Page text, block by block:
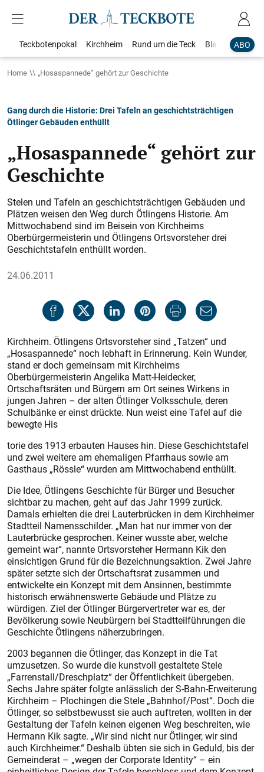
ABO
Teckbotenpokal Kirchheim Rund um die Teck Blaulicht
Home „Hosaspannede“ gehört zur Geschichte
Gang durch die Historie: Drei Tafeln an geschichtsträchtigen
Ötlinger Gebäuden enthüllt
„Hosaspannede“ gehört zur
Geschichte
Stelen und Tafeln an geschichtsträchtigen Gebäuden und
Plätzen weisen den Weg durch Ötlingens Historie. Am
Mittwochabend sind im Beisein von Kirchheims
Oberbürgermeisterin und Ötlingens Ortsvorsteher drei
Geschichtstafeln enthüllt worden.
24.06.2011
Kirchheim. Ötlingens Ortsvorsteher sind „Tatzen“ und
„Hosaspannede“ noch lebhaft in Erinnerung. Kein Wunder,
stand er doch gemeinsam mit Kirchheims
Oberbürgermeisterin Angelika Matt-Heidecker,
Ortschaftsräten und Bürgern am Ort seines Wirkens in
jungen Jahren – der alten Ötlinger Volksschule, deren
Schulbänke er einst drückte. Nun weist eine Tafel auf die
bewegte His­
torie des 1913 erbauten Hauses hin. Diese Geschichtstafel
und zwei weitere am ehemaligen Pfarrhaus sowie am
Gasthaus „Rössle“ wurden am Mittwochabend enthüllt.
Die Idee, Ötlingens Geschichte für Bürger und Besucher
sichtbar zu machen, geht auf das Jahr 1999 zurück.
Damals erhielten die drei Lauterbrücken in dem Kirchheimer
Stadtteil Namensschilder. „Man hat nur immer von der
Lauterbrücke gesprochen. Keiner wusste aber, welche
gemeint war“, nannte Ortsvorsteher Hermann Kik den
einsichtigen Grund für die Bezeichnungsaktion. Zwei Jahre
später setzte sich der Ortschaftsrat zusammen und
entwickelte ein Konzept mit dem Ansinnen, bestimmte
historisch erwähnenswerte Gebäude und Plätze zu
würdigen. Ziel der Ötlinger Bürgervertreter war es, der
Bevölkerung sowie Neubürgern bei Stadtteilführungen die
Geschichte Ötlingens näherzubringen.
2003 begannen die Ötlinger, das Konzept in die Tat
umzusetzen. So wurde die kunstvoll gestaltete Stele
„Farrenstall/Dreschplatz“ der Öffentlichkeit übergeben.
Sechs Jahre später folgte anlässlich der S-Bahn-Erweiterung
Kirchheim – Plochingen die Stele „Bahnhof/Post“. Doch die
Ötlinger, so selbstbewusst sie auch auftreten, wollten in der
Gestaltung der Tafeln keinen eigenen Weg beschreiten, wie
Hermann Kik sagte. „Wir sind nicht nur Ötlinger, wir sind
auch Kirchheimer.“ Deshalb übten sie sich in Geduld, bis der
Gemeinderat – „wegen der Corporate Identity“ – ein